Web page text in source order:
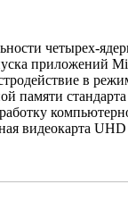
четырех-
приложений
в
памяти
видеокарта